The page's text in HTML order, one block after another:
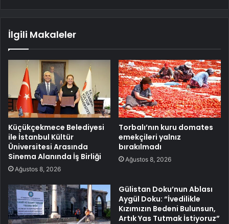
İlgili Makaleler
Küçükçekmece Belediyesi
ile İstanbul Kültür
Üniversitesi Arasında
Sinema Alanında İş Birliği
Ağustos 8, 2026
Torbalı’nın kuru domates
emekçileri yalnız
bırakılmadı
Ağustos 8, 2026
Gülistan Doku’nun Ablası
Aygül Doku: “İvedilikle
Kızımızın Bedeni Bulunsun,
Artık Yas Tutmak İstiyoruz”